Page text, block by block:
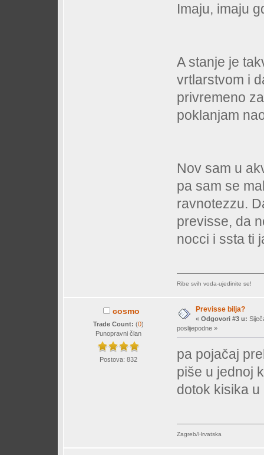
Imaju, imaju
A stanje je
vrtlarstvom i
privremeno
poklanjam
Nov sam u
pa sam se
ravnotezzu.
previsse, da
nocci i ssta ti
Ribe svih voda-ujedinite se!
cosmo
Trade Count: (0)
Punopravni član
Postova: 832
Previsse bilja?
« Odgovori #3 u:
poslijepodne »
pa pojačaj
piše u jednoj
dotok kisika
Zagreb/Hrvatska